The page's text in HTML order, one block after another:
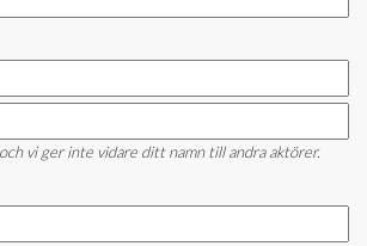
vi ger inte vidare ditt namn till andra aktörer.